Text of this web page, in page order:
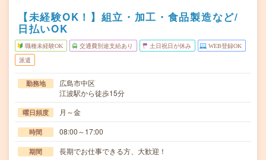
【未経験OK！】組立・加工・食品製造など/
日払いOK
職種未経験OK 交通費別途支給あり 土日祝日が休み WEB登録OK
派遣
勤務地
広島市中区
江波駅から徒歩15分
曜日頻度 月～金
時間 08:00～17:00
期間 長期でお仕事できる方、大歓迎！